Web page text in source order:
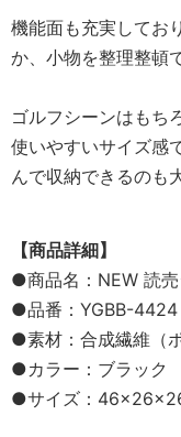
機能面も充実してお
か、小物を整理整頓
ゴルフシーンはもち
使いやすいサイズ感
んで収納できるのも
【商品詳細】
●商品名：NEW 読
●品番：YGBB-4424
●素材：合成繊維（
●カラー：ブラック
●サイズ：